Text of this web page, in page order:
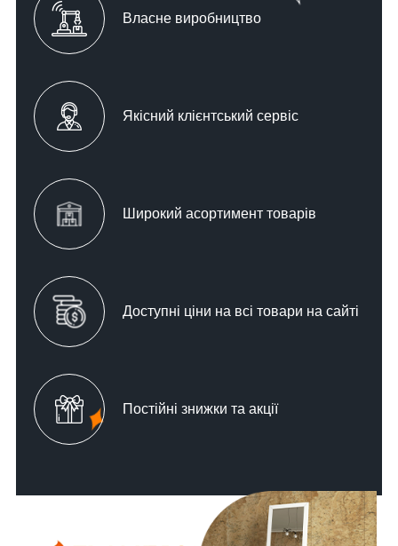
Власне виробництво
Якісний клієнтський сервіс
Широкий асортимент товарів
Доступні ціни на всі товари на сайті
Постійні знижки та акції